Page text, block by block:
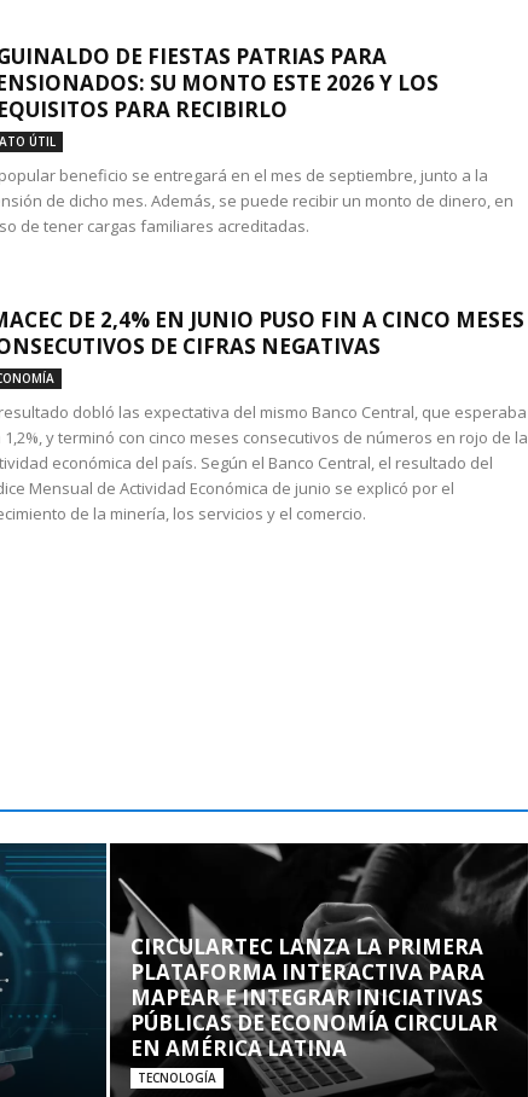
DE FIESTAS PATRIAS PARA
SU MONTO ESTE 2026 Y LOS
PARA RECIBIRLO
ÚTIL
beneficio se entregará en el mes de septiembre, junto a la
de dicho mes. Además, se puede recibir un monto de dinero, en
de tener cargas familiares acreditadas.
DE 2,4% EN JUNIO PUSO FIN A CINCO MESES
DE CIFRAS NEGATIVAS
dobló las expectativa del mismo Banco Central, que esperaba
1,2%, y terminó con cinco meses consecutivos de números en rojo de la
económica del país. Según el Banco Central, el resultado del
Mensual de Actividad Económica de junio se explicó por el
de la minería, los servicios y el comercio.
CIRCULARTEC LANZA LA PRIMERA
PLATAFORMA INTERACTIVA PARA
MAPEAR E INTEGRAR INICIATIVAS
PÚBLICAS DE ECONOMÍA CIRCULAR
EN AMÉRICA LATINA
TECNOLOGÍA